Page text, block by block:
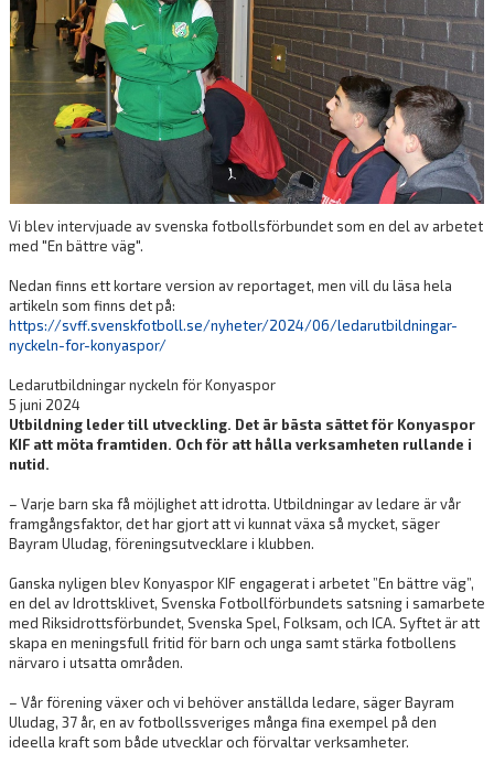
Vi blev intervjuade av svenska fotbollsförbundet som en del av arbetet
med "En bättre väg".
Nedan finns ett kortare version av reportaget, men vill du läsa hela
artikeln som finns det på:
https://svff.svenskfotboll.se/nyheter/2024/06/ledarutbildningar-
nyckeln-for-konyaspor/
Ledarutbildningar nyckeln för Konyaspor
5 juni 2024
Utbildning leder till utveckling. Det är bästa sättet för Konyaspor
KIF att möta framtiden. Och för att hålla verksamheten rullande i
nutid.
– Varje barn ska få möjlighet att idrotta. Utbildningar av ledare är vår
framgångsfaktor, det har gjort att vi kunnat växa så mycket, säger
Bayram Uludag, föreningsutvecklare i klubben.
Ganska nyligen blev Konyaspor KIF engagerat i arbetet ”En bättre väg”,
en del av Idrottsklivet, Svenska Fotbollförbundets satsning i samarbete
med Riksidrottsförbundet, Svenska Spel, Folksam, och ICA. Syftet är att
skapa en meningsfull fritid för barn och unga samt stärka fotbollens
närvaro i utsatta områden.
– Vår förening växer och vi behöver anställda ledare, säger Bayram
Uludag, 37 år, en av fotbollssveriges många fina exempel på den
ideella kraft som både utvecklar och förvaltar verksamheter.